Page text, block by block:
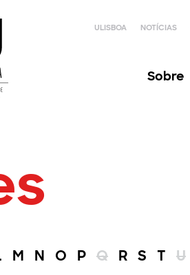
ULISBOA NOTÍCIAS
Sobre
M N O P Q R S T U